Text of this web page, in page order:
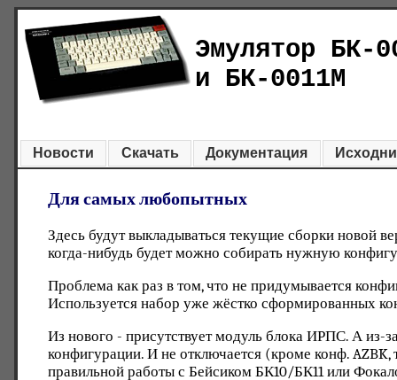
Эмулятор БК-
и БК-0011М
Новости Скачать Документация
Для самых любопытных
Здесь будут выкладываться текущие сборки новой
когда-нибудь будет можно собирать нужную
Проблема как раз в том, что не придумывается
Используется набор уже жёстко сформированных
Из нового - присутствует модуль блока ИРПС. А из-
конфигурации. И не отключается (кроме конф.
правильной работы с Бейсиком БК10/БК11 или